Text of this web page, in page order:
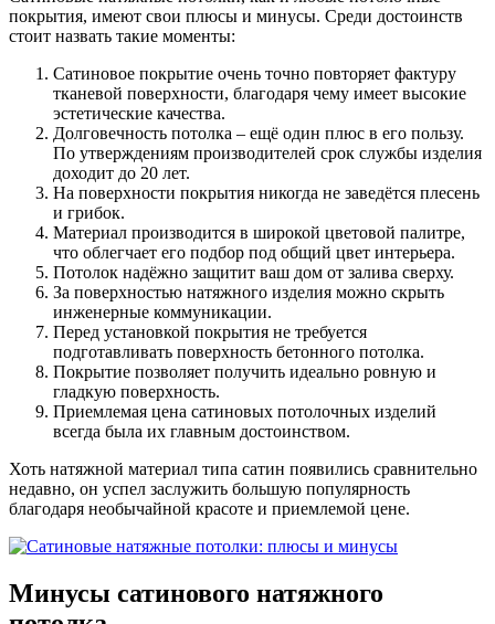
покрытия, имеют свои плюсы и минусы. Среди достоинств
стоит назвать такие моменты:
Сатиновое покрытие очень точно повторяет фактуру
тканевой поверхности, благодаря чему имеет высокие
эстетические качества.
Долговечность потолка – ещё один плюс в его пользу.
По утверждениям производителей срок службы изделия
доходит до 20 лет.
На поверхности покрытия никогда не заведётся плесень
и грибок.
Материал производится в широкой цветовой палитре,
что облегчает его подбор под общий цвет интерьера.
Потолок надёжно защитит ваш дом от залива сверху.
За поверхностью натяжного изделия можно скрыть
инженерные коммуникации.
Перед установкой покрытия не требуется
подготавливать поверхность бетонного потолка.
Покрытие позволяет получить идеально ровную и
гладкую поверхность.
Приемлемая цена сатиновых потолочных изделий
всегда была их главным достоинством.
Хоть натяжной материал типа сатин появились сравнительно
недавно, он успел заслужить большую популярность
благодаря необычайной красоте и приемлемой цене.
Минусы сатинового натяжного